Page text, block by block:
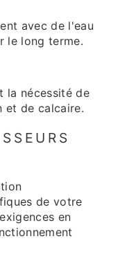
avec de l'eau
le long terme.
la nécessité de
et de calcaire.
de votre
en